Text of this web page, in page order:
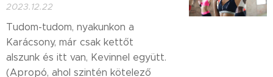
2023.12.22
Tudom-tudom, nyakunkon a
Karácsony, már csak kettőt
alszunk és itt van, Kevinnel együtt.
(Apropó, ahol szintén kötelező